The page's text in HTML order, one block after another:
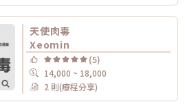
天使肉毒
Xeomin
(5)
14,000 ~ 18,000
2 則(療程分享)